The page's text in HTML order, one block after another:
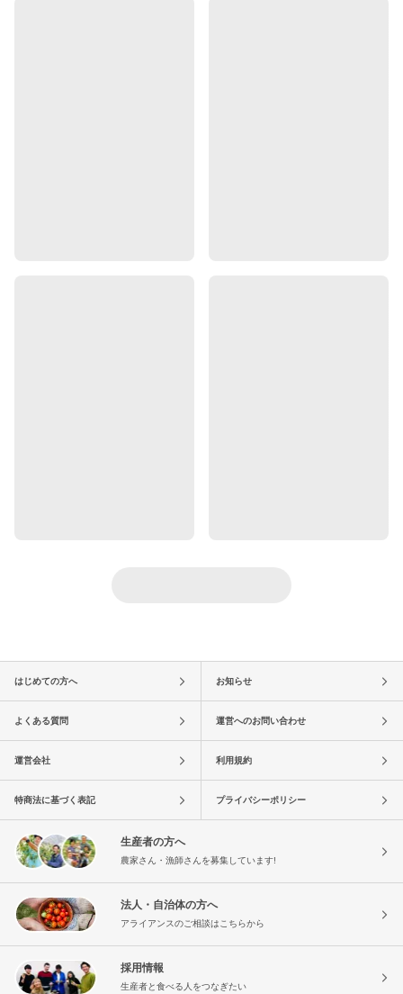
はじめての方へ お知らせ
よくある質問 運営へのお問い合わせ
運営会社 利用規約
特商法に基づく表記 プライバシーポリシー
生産者の方へ
農家さん・漁師さんを募集しています!
法人・自治体の方へ
アライアンスのご相談はこちらから
採用情報
生産者と食べる人をつなぎたい